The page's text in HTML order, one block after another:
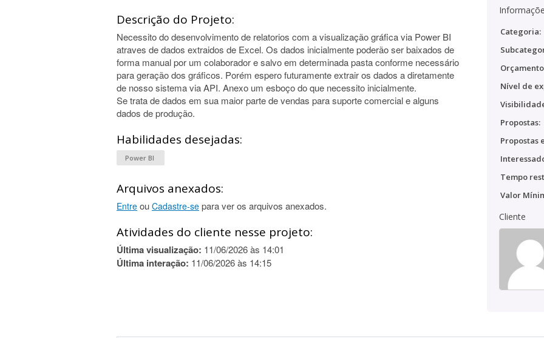
Descrição do Projeto:
Necessito do desenvolvimento de relatorios com a visualização gráfica via Power BI
atraves de dados extraidos de Excel. Os dados inicialmente poderão ser baixados de
forma manual por um colaborador e salvo em determinada pasta conforme necessário
para geração dos gráficos. Porém espero futuramente extrair os dados a diretamente
de nosso sistema via API. Anexo um esboço do que necessito inicialmente.
Se trata de dados em sua maior parte de vendas para suporte comercial e alguns
dados de produção.
Habilidades desejadas:
Power BI
Arquivos anexados:
Entre ou Cadastre-se para ver os arquivos anexados.
Atividades do cliente nesse projeto:
Última visualização: 11/06/2026 às 14:01
Última interação: 11/06/2026 às 14:15
Categoria:
Nível de
Propostas:
Propostas
Tempo
Valor
Cliente